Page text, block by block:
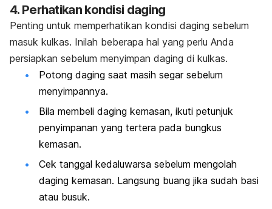
4. Perhatikan kondisi daging
Penting untuk memperhatikan kondisi daging sebelum
masuk kulkas. Inilah beberapa hal yang perlu Anda
persiapkan sebelum menyimpan daging di kulkas.
Potong daging saat masih segar sebelum
menyimpannya.
Bila membeli daging kemasan, ikuti petunjuk
penyimpanan yang tertera pada bungkus
kemasan.
Cek tanggal kedaluwarsa sebelum mengolah
daging kemasan. Langsung buang jika sudah basi
atau busuk.